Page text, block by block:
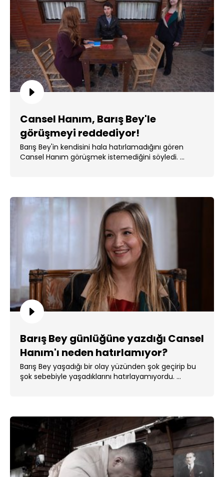
Cansel Hanım, Barış Bey'le
görüşmeyi reddediyor!
Barış Bey'in kendisini hala hatırlamadığını gören
Cansel Hanım görüşmek istemediğini söyledi. ...
Barış Bey günlüğüne yazdığı Cansel
Hanım'ı neden hatırlamıyor?
Barış Bey yaşadığı bir olay yüzünden şok geçirip bu
şok sebebiyle yaşadıklarını hatırlayamıyordu. ...